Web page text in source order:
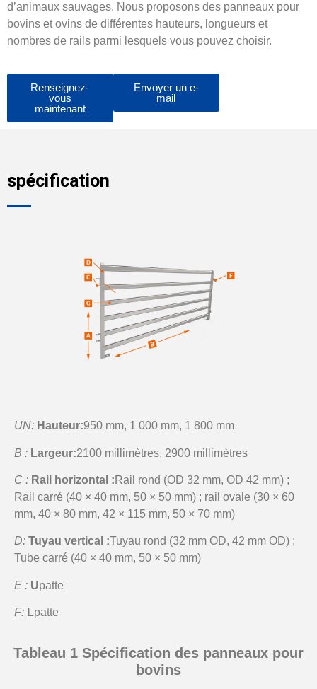
d’animaux sauvages. Nous proposons des panneaux pour
bovins et ovins de différentes hauteurs, longueurs et
nombres de rails parmi lesquels vous pouvez choisir.
Renseignez-
vous
maintenant
Envoyer un e-
mail
spécification
UN: Hauteur:950 mm, 1 000 mm, 1 800 mm
B : Largeur:2100 millimètres, 2900 millimètres
C : Rail horizontal : Rail rond (OD 32 mm, OD 42 mm) ;
Rail carré (40 × 40 mm, 50 × 50 mm) ; rail ovale (30 × 60
mm, 40 × 80 mm, 42 × 115 mm, 50 × 70 mm)
D: Tuyau vertical :Tuyau rond (32 mm OD, 42 mm OD) ;
Tube carré (40 × 40 mm, 50 × 50 mm)
E : Upatte
F: Lpatte
Tableau 1 Spécification des panneaux pour
bovins